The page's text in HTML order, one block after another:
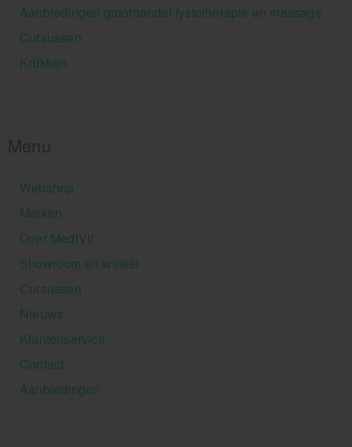
Aanbiedingen groothandel fysiotherapie en massage
Cursussen
Krukken
Webshop
Merken
Over MediVit
Showroom en winkel
Cursussen
Nieuws
Klantenservice
Contact
Aanbiedingen